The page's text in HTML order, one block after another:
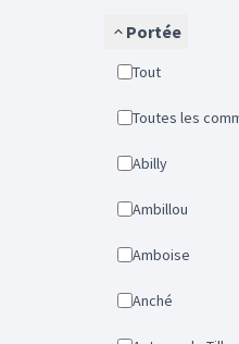
Portée
Tout
Toutes les
Abilly
Ambillou
Amboise
Anché